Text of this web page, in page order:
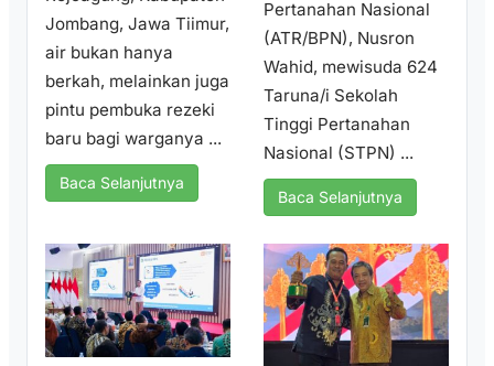
Jombang, Jawa Tiimur,
air bukan hanya
berkah, melainkan juga
pintu pembuka rezeki
baru bagi warganya ...
Baca Selanjutnya
Pertanahan Nasional
(ATR/BPN), Nusron
Wahid, mewisuda 624
Taruna/i Sekolah
Tinggi Pertanahan
Nasional (STPN) ...
Baca Selanjutnya